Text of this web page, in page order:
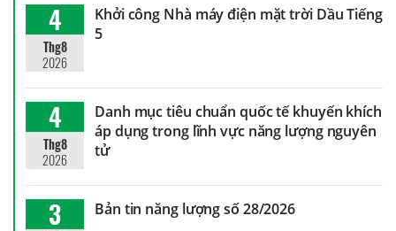
4
Thg8
2026
Khởi công Nhà máy điện mặt trời Dầu Tiếng
5
4
Thg8
2026
Danh mục tiêu chuẩn quốc tế khuyến khích
áp dụng trong lĩnh vực năng lượng nguyên
tử
3 Bản tin năng lượng số 28/2026